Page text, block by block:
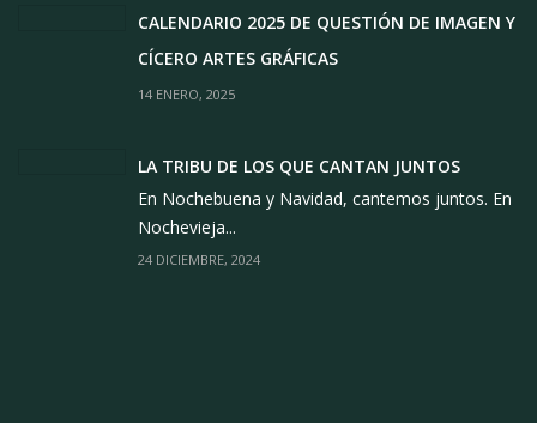
CALENDARIO 2025 DE QUESTIÓN DE IMAGEN Y
CÍCERO ARTES GRÁFICAS
14 ENERO, 2025
LA TRIBU DE LOS QUE CANTAN JUNTOS
En Nochebuena y Navidad, cantemos juntos. En
Nochevieja...
24 DICIEMBRE, 2024